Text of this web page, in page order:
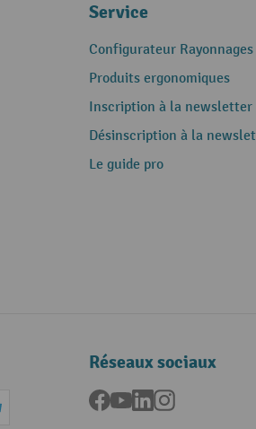
Service
Configurateur Rayonnages
Produits ergonomiques
Inscription à la newsletter
Désinscription à la
Le guide pro
Réseaux sociaux
Facebook
YouTubeLinkedInInstagram